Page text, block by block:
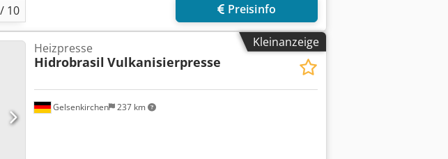
/ 10 Preisinfo
Kleinanzeige
Gelsenkirchen 237 km
Heizpresse
Hidrobrasil Vulkanisierpresse